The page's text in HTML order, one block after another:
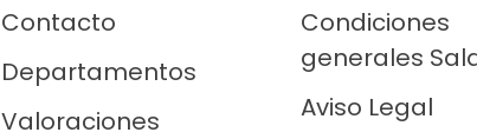
Contacto
Departamentos
Valoraciones
Condiciones
generales
Aviso Legal